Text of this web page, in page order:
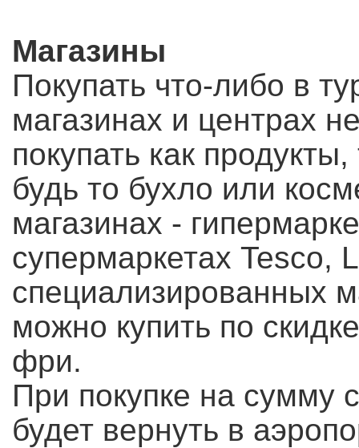
Магазины
Покупать что-либо в
магазинах и центрах
покупать как
будь то бухло или
магазинах -
супермаркетах Tesco,
специализированных
можно купить по
фри.
При покупке на
будет вернуть в